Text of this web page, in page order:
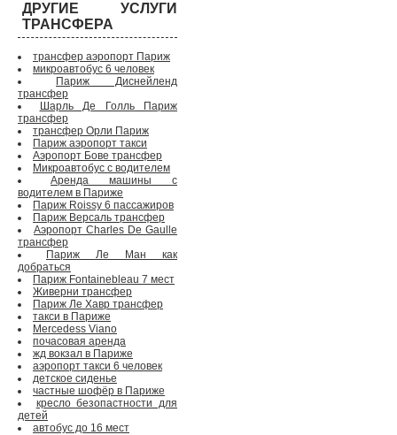
ДРУГИЕ УСЛУГИ
ТРАНСФЕРА
трансфер аэропорт Париж
микроавтобус 6 человек
Париж Диснейленд
трансфер
Шарль Де Голль Париж
трансфер
трансфер Орли Париж
Париж аэропорт такси
Аэропорт Бове трансфер
Микроавтобус с водителем
Аренда машины с
водителем в Париже
Париж Roissy 6 пассажиров
Париж Версаль трансфер
Аэропорт Charles De Gaulle
трансфер
Париж Ле Ман как
добраться
Париж Fontainebleau 7 мест
Живерни трансфер
Париж Ле Хавр трансфер
такси в Париже
Mercedess Viano
почасовая аренда
жд вокзал в Париже
аэропорт такси 6 человек
детское сиденье
частные шофёр в Париже
кресло безопастности для
детей
автобус до 16 мест